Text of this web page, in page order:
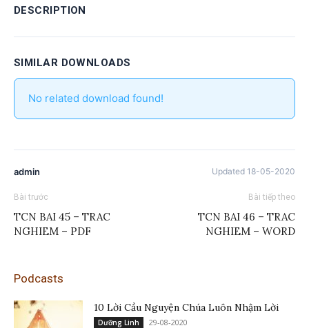
DESCRIPTION
SIMILAR DOWNLOADS
No related download found!
admin Updated 18-05-2020
Bài trước
TCN BAI 45 – TRAC
NGHIEM – PDF
Bài tiếp theo
TCN BAI 46 – TRAC
NGHIEM – WORD
Podcasts
10 Lời Cầu Nguyện Chúa Luôn Nhậm Lời
Dưỡng Linh 29-08-2020